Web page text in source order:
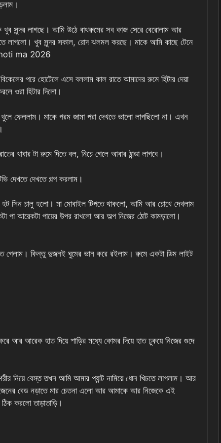
খুব সুন্দর লাগছে। আমি উঠে বাথরুমের সব কাজ সেরে বেরোলাম আর
লাগলো। খুব সুন্দর সকাল, রোদ ঝলমল করছে। মাকে আমি কাছে টেনে
choti ma 2026
পরে হোটেলে এসে বললাম কাল রাতে আমাদের রুমে হিটার দেয়া
ওরা হিটার দিলো।
ফেললাম। মাকে গরম জামা পরা দেখতে ভালো লাগছিলো না। এখন
খাবার টা রুমে দিতে বল, নিচে গেলে আবার ঠান্ডা লাগবে।
দেখতে দেখতে গল্প করলাম।
হট সিন চালু হলো। মা মোবাইল টিপতে থাকলো, আমি আর চোখে দেখলাম
পা আরেকটা পায়ের উপর রাখলো আর অল্প নিজের ঠোট কামড়ালো।
গেলাম। কিন্তু দুজনই ঘুমের ভান করে রইলাম। রুমে একটা ডিম লাইট
আর আরেক হাত দিয়ে শাড়ির মধ্যে কোমর দিয়ে হাত ঢুকয়ে নিজের গুদে
নিয়ে বেস্ত তখন আমি আমার প্যান্ট নামিয়ে ধোন খিচতে লাগলাম। আর
বেড নড়াতে মার চেতনা এলো আর আমাকে আর নিজেকে এই
করলো তাড়াতাড়ি।